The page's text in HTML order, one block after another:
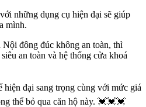
những dụng cụ hiện đại sẽ giúp
mình.
đông đúc không an toàn, thì
an toàn và hệ thống cửa khoá
đại sang trọng cùng với mức giá
thể bỏ qua căn hộ này. 💓💓💓